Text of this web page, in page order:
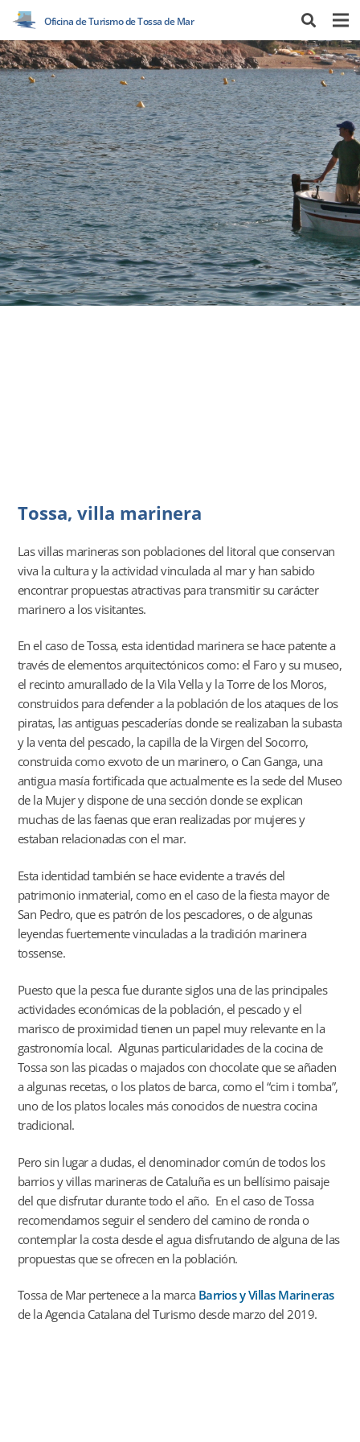
Oficina de Turismo de Tossa de Mar
Tossa, villa marinera
Las villas marineras son poblaciones del litoral que conservan
viva la cultura y la actividad vinculada al mar y han sabido
encontrar propuestas atractivas para transmitir su carácter
marinero a los visitantes.
En el caso de Tossa, esta identidad marinera se hace patente a
través de elementos arquitectónicos como: el Faro y su museo,
el recinto amurallado de la Vila Vella y la Torre de los Moros,
construidos para defender a la población de los ataques de los
piratas, las antiguas pescaderías donde se realizaban la subasta
y la venta del pescado, la capilla de la Virgen del Socorro,
construida como exvoto de un marinero, o Can Ganga, una
antigua masía fortificada que actualmente es la sede del Museo
de la Mujer y dispone de una sección donde se explican
muchas de las faenas que eran realizadas por mujeres y
estaban relacionadas con el mar.
Esta identidad también se hace evidente a través del
patrimonio inmaterial, como en el caso de la fiesta mayor de
San Pedro, que es patrón de los pescadores, o de algunas
leyendas fuertemente vinculadas a la tradición marinera
tossense.
Puesto que la pesca fue durante siglos una de las principales
actividades económicas de la población, el pescado y el
marisco de proximidad tienen un papel muy relevante en la
gastronomía local. Algunas particularidades de la cocina de
Tossa son las picadas o majados con chocolate que se añaden
a algunas recetas, o los platos de barca, como el “cim i tomba”,
uno de los platos locales más conocidos de nuestra cocina
tradicional.
Pero sin lugar a dudas, el denominador común de todos los
barrios y villas marineras de Cataluña es un bellísimo paisaje
del que disfrutar durante todo el año. En el caso de Tossa
recomendamos seguir el sendero del camino de ronda o
contemplar la costa desde el agua disfrutando de alguna de las
propuestas que se ofrecen en la población.
Tossa de Mar pertenece a la marca Barrios y Villas Marineras
de la Agencia Catalana del Turismo desde marzo del 2019.